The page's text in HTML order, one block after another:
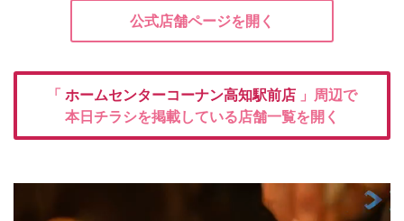
公式店舗ページを開く
「 ホームセンターコーナン高知駅前店 」周辺で
本日チラシを掲載している店舗一覧を開く